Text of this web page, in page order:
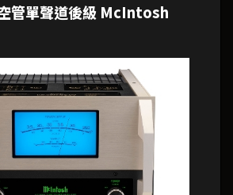
管單聲道後級 McIntosh